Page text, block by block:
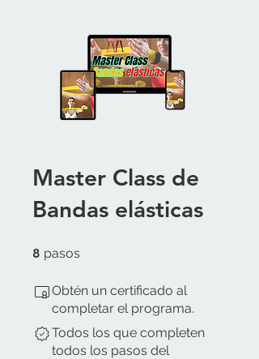
Master Class de
Bandas elásticas
8 pasos
Obtén un certificado al
completar el programa.
Todos los que completen
todos los pasos del